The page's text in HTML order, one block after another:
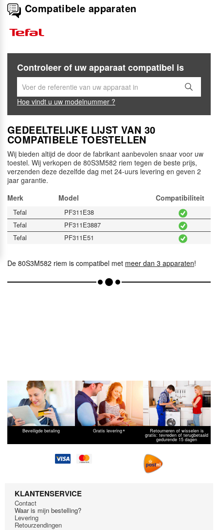
Compatibele apparaten
Controleer of uw apparaat compatibel is
Hoe vindt u uw modelnummer ?
GEDEELTELIJKE LIJST VAN 30
COMPATIBELE TOESTELLEN
Wij bieden altijd de door de fabrikant aanbevolen snaar voor uw
toestel. Wij verkopen de 80S3M582 riem tegen de beste prijs,
verzenden deze dezelfde dag met 24-uurs levering en geven 2
jaar garantie.
Merk
Model Compatibiliteit
Tefal
PF311E38
Tefal
PF311E3887
Tefal
PF311E51
De 80S3M582 riem is compatibel met meer dan 3 apparaten!
Beveiligde betaling Gratis levering* Retourneren of wisselen is
gratis: tevreden of terugbetaald
gedurende 15 dagen
KLANTENSERVICE
Contact
Waar is mijn bestelling?
Levering
Retourzendingen